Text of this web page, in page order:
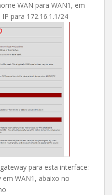
WAN para WAN1, em
para 172.16.1.1/24
para esta interface:
WAN1, abaixo no